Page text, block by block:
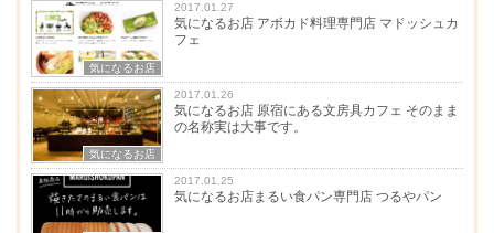
気になるお店
2017.01.27
気になるお店 アボカド料理専門店 マドッシュカ
フェ
気になるお店
2017.01.26
気になるお店 原宿にある文房具カフェ そのまま
の名称実は大事です。
2017.01.25
気になるお店まるい食パン専門店 つるやパン